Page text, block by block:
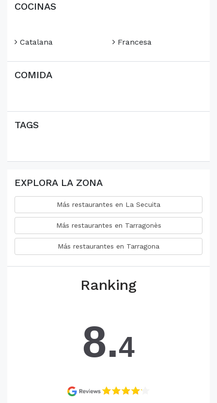
COCINAS
Catalana Francesa
COMIDA
TAGS
EXPLORA LA ZONA
Más restaurantes en La Secuita
Más restaurantes en Tarragonès
Más restaurantes en Tarragona
Ranking
8.4